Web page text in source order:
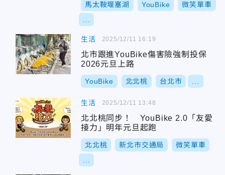
馬太鞍堰塞湖 YouBike 微笑單車
生活
北市跟進YouBike傷害險強制投保
2026元旦上路
YouBike 北北桃 台北市
2025/12/11 16:19
生活
北北桃同步！ YouBike 2.0「友愛
接力」明年元旦起跑
北北桃 新北市交通局 微笑單車
2025/12/11 13:48